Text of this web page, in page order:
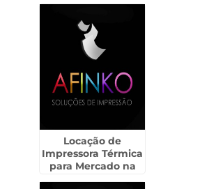
Locação de
Impressora Térmica
para Mercado na